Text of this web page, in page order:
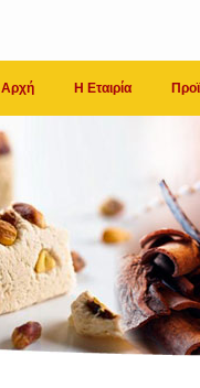
Αρχή Η Εταιρία